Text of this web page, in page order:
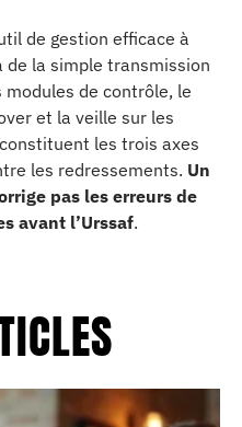
de gestion efficace à
de la simple transmission
modules de contrôle, le
et la veille sur les
les trois axes
les redressements. Un
pas les erreurs de
avant l’Urssaf.